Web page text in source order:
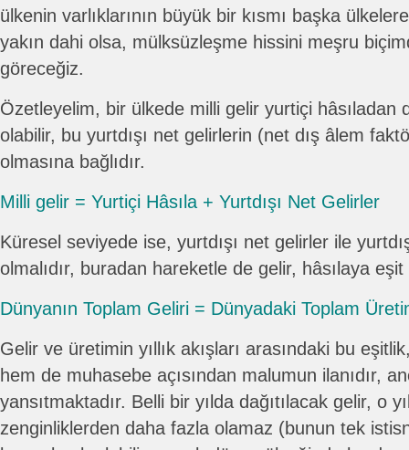
ülkenin varlıklarının büyük bir kısmı başka
yakın dahi olsa, mülksüzleşme hissini meşru
göreceğiz.
Özetleyelim, bir ülkede milli gelir yurtiçi hâsıladan
olabilir, bu yurtdışı net gelirlerin (net dış âlem
olmasına bağlıdır.
Milli gelir = Yurtiçi Hâsıla + Yurtdışı Net Gelirler
Küresel seviyede ise, yurtdışı net gelirler ile
olmalıdır, buradan hareketle de gelir, hâsılaya
Dünyanın Toplam Geliri = Dünyadaki Toplam
Gelir ve üretimin yıllık akışları arasındaki bu
hem de muhasebe açısından malumun ilanıdır,
yansıtmaktadır. Belli bir yılda dağıtılacak gelir, o
zenginliklerden daha fazla olamaz (bunun tek